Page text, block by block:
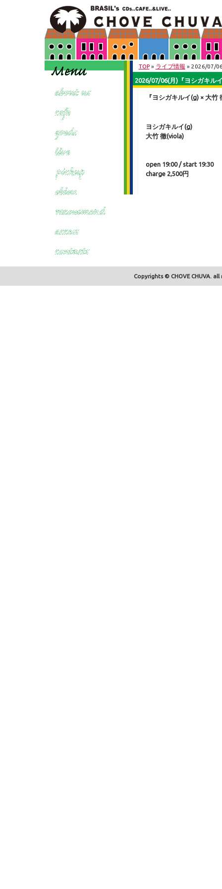
TOP» ライブ情報 » 2026/07/
2026/07/06(月)『ヨシガキル
『ヨシガキルイ(g) × 大竹
ヨシガキルイ(g)
大竹 徹(viola)
open 19:00 / start 19:30
charge 2,500円
Copyrights © CHOVE CHUVA.